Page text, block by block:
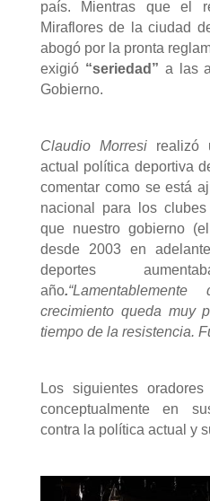
país. Mientras que el
Miraflores de la ciudad
abogó por la pronta
exigió “seriedad” a las
Gobierno.
Claudio Morresi realizó
actual política deportiva
comentar como se está
nacional para los
que nuestro gobierno
desde 2003 en
deportes
año.
crecimiento queda muy
tiempo de la resistencia.
Los siguientes
conceptualmente en
contra la política actual y